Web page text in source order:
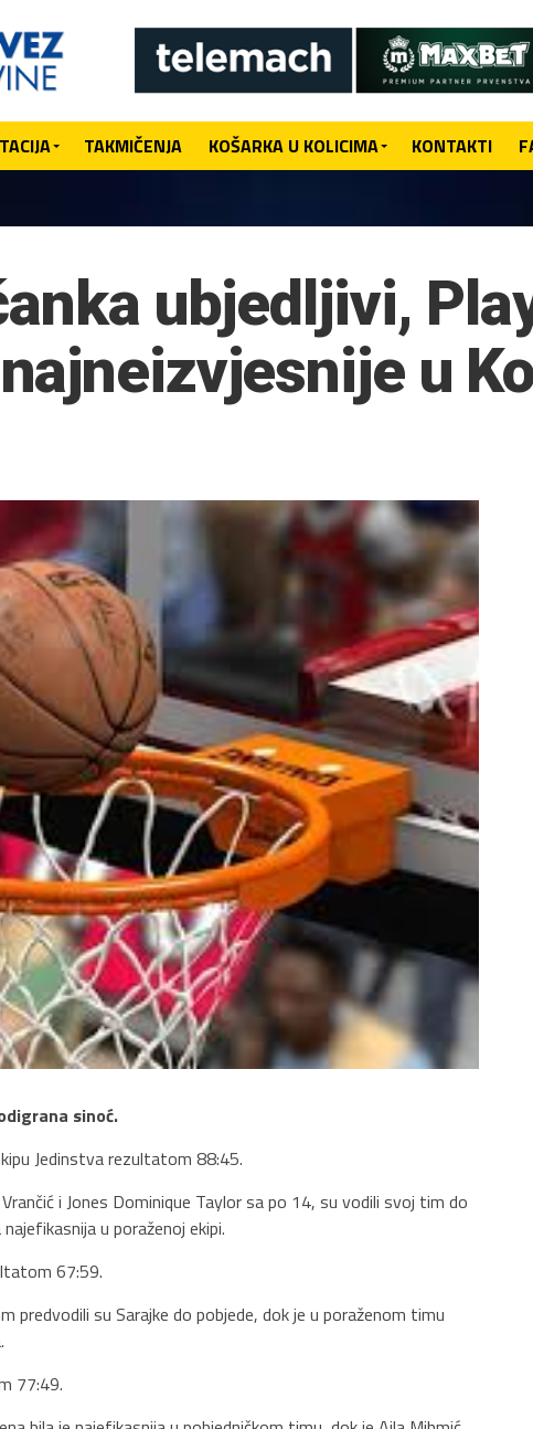
TAKMIČENJA KOŠARKA U KOLICIMA KONTAKTI
ubjedljivi,
u
sinoć.
Jedinstva rezultatom 88:45.
i Jones Dominique Taylor sa po 14, su vodili svoj tim do
u poraženoj ekipi.
67:59.
predvodili su Sarajke do pobjede, dok je u poraženom timu
77:49.